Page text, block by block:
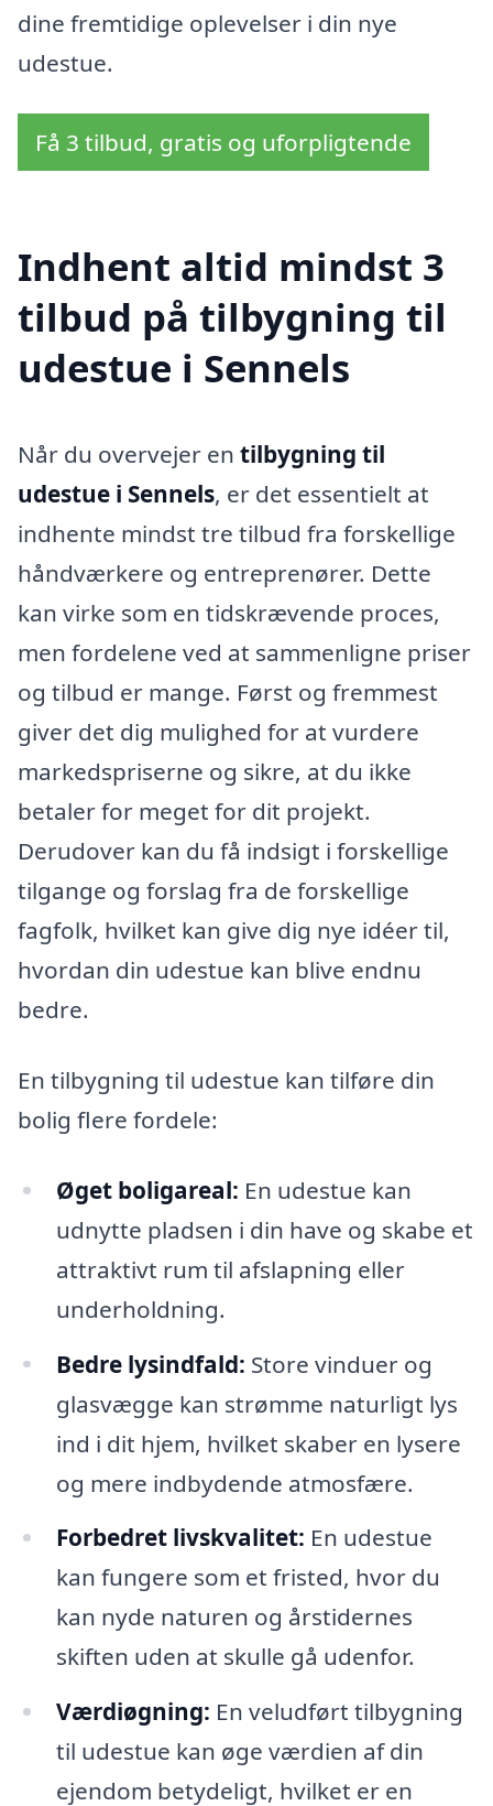
dine fremtidige oplevelser i din nye
udestue.
Få 3 tilbud, gratis og uforpligtende
Indhent altid mindst 3
tilbud på tilbygning til
udestue i Sennels
Når du overvejer en tilbygning til
udestue i Sennels, er det essentielt at
indhente mindst tre tilbud fra forskellige
håndværkere og entreprenører. Dette
kan virke som en tidskrævende proces,
men fordelene ved at sammenligne priser
og tilbud er mange. Først og fremmest
giver det dig mulighed for at vurdere
markedspriserne og sikre, at du ikke
betaler for meget for dit projekt.
Derudover kan du få indsigt i forskellige
tilgange og forslag fra de forskellige
fagfolk, hvilket kan give dig nye idéer til,
hvordan din udestue kan blive endnu
bedre.
En tilbygning til udestue kan tilføre din
bolig flere fordele:
Øget boligareal: En udestue kan
udnytte pladsen i din have og skabe et
attraktivt rum til afslapning eller
underholdning.
Bedre lysindfald: Store vinduer og
glasvægge kan strømme naturligt lys
ind i dit hjem, hvilket skaber en lysere
og mere indbydende atmosfære.
Forbedret livskvalitet: En udestue
kan fungere som et fristed, hvor du
kan nyde naturen og årstidernes
skiften uden at skulle gå udenfor.
Værdiøgning: En veludført tilbygning
til udestue kan øge værdien af din
ejendom betydeligt, hvilket er en